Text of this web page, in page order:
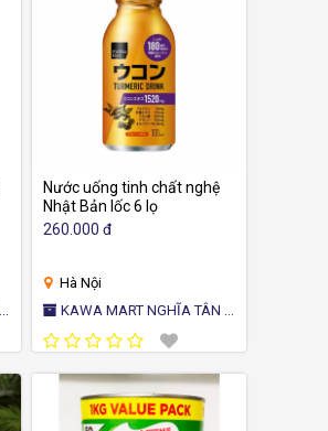
Nước uống tinh chất nghệ
Nhật Bản lốc 6 lọ
260.000 đ
Hà Nội
KAWA MART NGHĨA TÂN -
CỬA HÀNG TIỆN ÍCH NHẬT
BẢN